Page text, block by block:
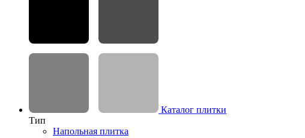
Каталог плитки
Тип
Напольная плитка